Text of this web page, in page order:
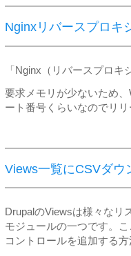
Nginxリバースプロキ
「Nginx（リバースプロ
要求メモリが少ないため
ート番号くらいなのでリ
Views一覧にCSVダウ
DrupalのViewsは様々なリ
モジュールの一つです。
コントロールを追加する方